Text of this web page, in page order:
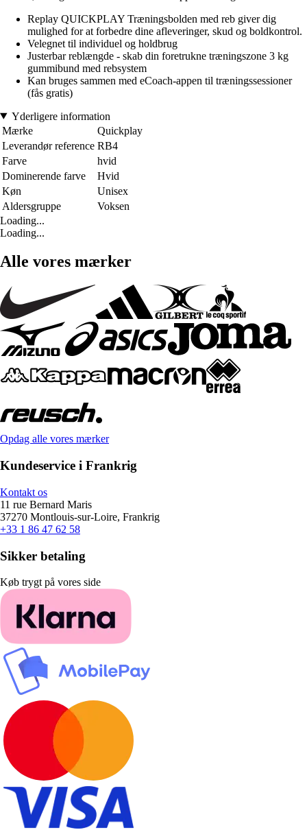
Replay QUICKPLAY Træningsbolden med reb giver dig
mulighed for at forbedre dine afleveringer, skud og boldkontrol.
Velegnet til individuel og holdbrug
Justerbar reblængde - skab din foretrukne træningszone 3 kg
gummibund med rebsystem
Kan bruges sammen med eCoach-appen til træningssessioner
(fås gratis)
Yderligere information
Mærke
Quickplay
Leverandør reference RB4
Farve
hvid
Dominerende farve
Hvid
Køn
Unisex
Aldersgruppe
Voksen
Loading...
Loading...
Alle vores mærker
Opdag alle vores mærker
Kundeservice i Frankrig
Kontakt os
11 rue Bernard Maris
37270 Montlouis-sur-Loire, Frankrig
+33 1 86 47 62 58
Sikker betaling
Køb trygt på vores side